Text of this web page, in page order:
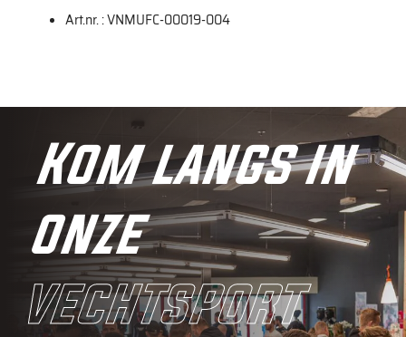
Art.nr. : VNMUFC-00019-004
Kom langs in
onze
vechtsport